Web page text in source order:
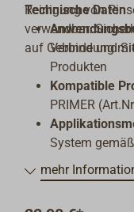
Reinigung von
verwendbar.
auf Gebinde und
Technische Daten
Verbindung
Produkten
Kompatible
PRIMER
System
Werkzeugen
mehr